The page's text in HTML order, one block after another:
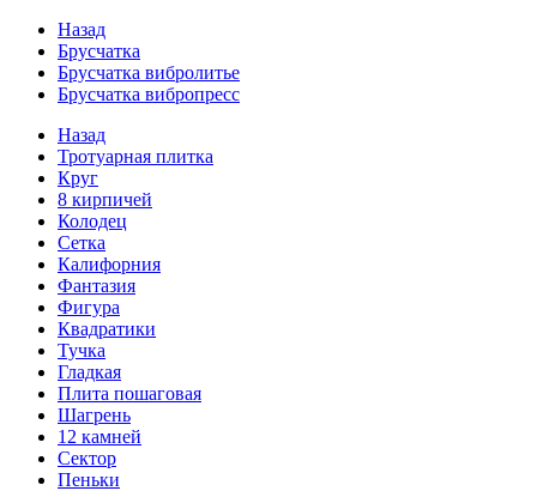
Назад
Брусчатка
Брусчатка вибролитье
Брусчатка вибропресс
Назад
Тротуарная плитка
Круг
8 кирпичей
Колодец
Сетка
Калифорния
Фантазия
Фигура
Квадратики
Тучка
Гладкая
Плита пошаговая
Шагрень
12 камней
Сектор
Пеньки